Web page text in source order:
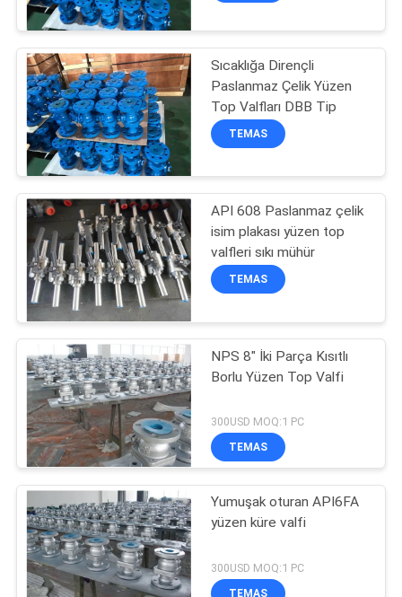
HABERLER
BIR
İNDIRIM
İSTE
SITE
HARITASI
PRIVACY
POLICY
Sıcaklığa Dirençli
Paslanmaz Çelik Yüzen
Top Valfları DBB Tip
TEMAS
API 608 Paslanmaz çelik
isim plakası yüzen top
valfleri sıkı mühür
TEMAS
NPS 8" İki Parça Kısıtlı
Borlu Yüzen Top Valfi
300USD MOQ:1 PC
TEMAS
Yumuşak oturan API6FA
yüzen küre valfi
300USD MOQ:1 PC
TEMAS